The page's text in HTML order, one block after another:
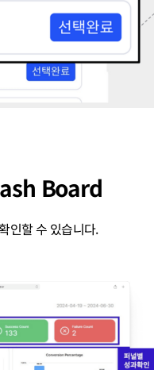
Board
인할 수 있습니다.